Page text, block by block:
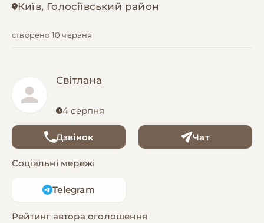
Київ, Голосіївський район
створено 10 червня
Світлана
4 серпня
Дзвінок Чат
Соціальні мережі
Telegram
Рейтинг автора оголошення